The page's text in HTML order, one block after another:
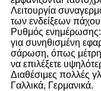
Λειτουργία
των ενδείξεων
Ρυθμός
για συνηθισμένη
σάρωση, όπως
να επιλέξετε
Διαθέσιμες πολλές
Γαλλικά, Γερμανικά.